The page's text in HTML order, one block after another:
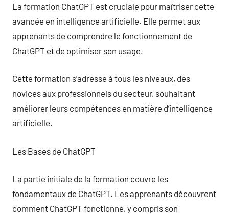
La formation ChatGPT est cruciale pour maîtriser cette
avancée en intelligence artificielle. Elle permet aux
apprenants de comprendre le fonctionnement de
ChatGPT et de optimiser son usage.
Cette formation s’adresse à tous les niveaux, des
novices aux professionnels du secteur, souhaitant
améliorer leurs compétences en matière d’intelligence
artificielle.
Les Bases de ChatGPT
La partie initiale de la formation couvre les
fondamentaux de ChatGPT. Les apprenants découvrent
comment ChatGPT fonctionne, y compris son